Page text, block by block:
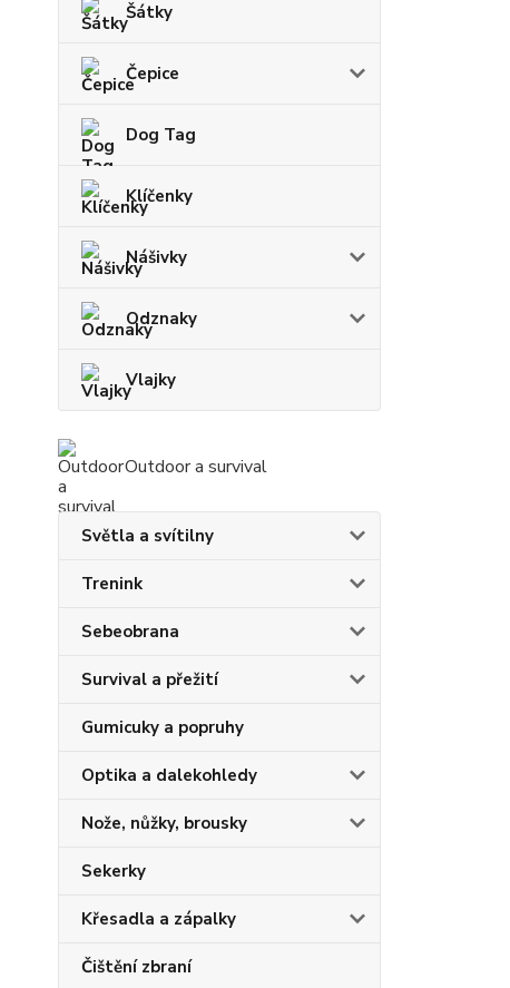
Šátky
Čepice
Dog Tag
Klíčenky
Nášivky
Odznaky
Vlajky
Outdoor a survival
Světla a svítilny
Trenink
Sebeobrana
Survival a přežití
Gumicuky a popruhy
Optika a dalekohledy
Nože, nůžky, brousky
Sekerky
Křesadla a zápalky
Čištění zbraní